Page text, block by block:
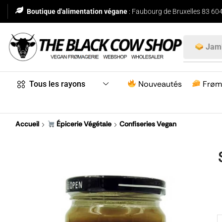
Boutique d'alimentation végane : Faubourg de Bruxelles 83
Tous les rayons Nouveautés
Accueil Épicerie Végétale Confiseries Vegan